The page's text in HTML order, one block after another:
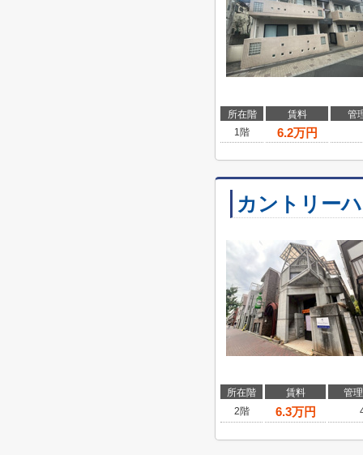
所在階 賃料
管
1階
6.2万円
カントリー
所在階 賃料
管
2階
6.3万円